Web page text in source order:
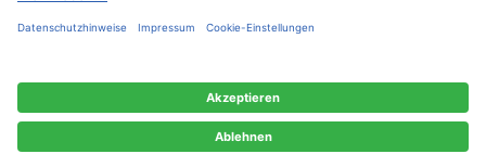
UNSERE COMMUNITIES
* Alle Preise inkl. gesetzl. Mehrwertsteuer zzgl.